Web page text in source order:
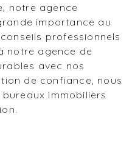
notre agence
importance au
professionnels
notre agence de
avec nos
de confiance, nous
bureaux immobiliers